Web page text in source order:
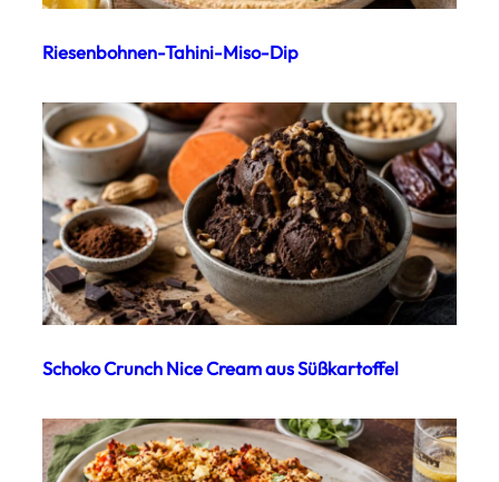
Riesenbohnen-Tahini-Miso-Dip
Schoko Crunch Nice Cream aus Süßkartoffel